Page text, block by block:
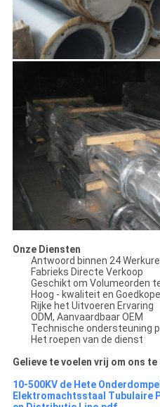
Onze Diensten
Antwoord binnen 24
Fabrieks Directe Verkoop
Geschikt om Volumeorden
Hoog - kwaliteit en
Rijke het Uitvoeren Ervaring
ODM, Aanvaardbaar OEM
Technische ondersteuning
Het roepen van de dienst
Gelieve te voelen vrij om ons
10-500KV de Hete
Elektromachtsstaal Tubulaire